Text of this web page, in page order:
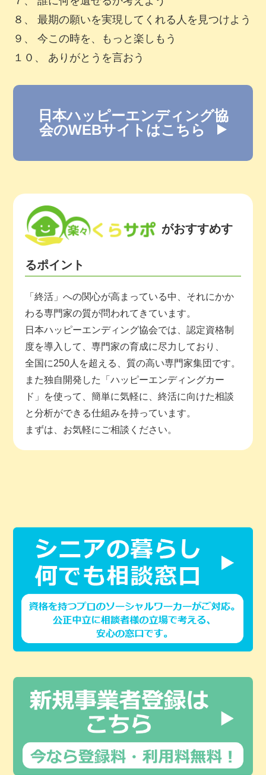
８、 最期の願いを実現してくれる人を見つけよう
９、 今この時を、もっと楽しもう
１０、 ありがとうを言おう
日本ハッピーエンディング協
会のWEBサイトはこちら
がおすすめす
るポイント
「終活」への関心が高まっている中、それにかか
わる専門家の質が問われてきています。
日本ハッピーエンディング協会では、認定資格制
度を導入して、専門家の育成に尽力しており、
全国に250人を超える、質の高い専門家集団です。
また独自開発した「ハッピーエンディングカー
ド」を使って、簡単に気軽に、終活に向けた相談
と分析ができる仕組みを持っています。
まずは、お気軽にご相談ください。